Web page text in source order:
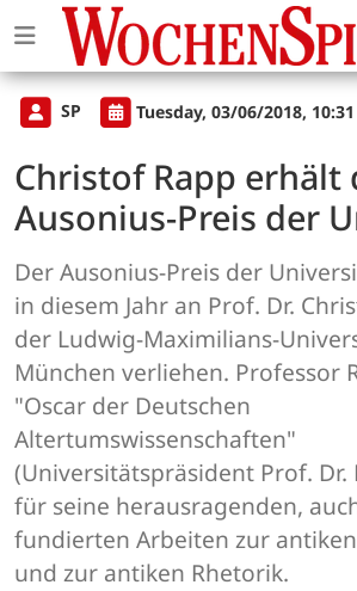
SP Tuesday, 03/06/2018,
Christof Rapp erhält
Ausonius-Preis der
Der Ausonius-Preis der
in diesem Jahr an Prof. Dr.
der Ludwig-Maximilians-
München verliehen. Professor
"Oscar der Deutschen
Altertumswissenschaften"
(Universitätspräsident Prof. Dr.
für seine herausragenden,
fundierten Arbeiten zur
und zur antiken Rhetorik.